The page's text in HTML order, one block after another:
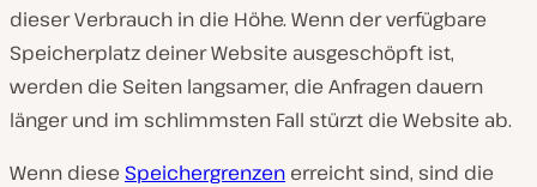
dieser Verbrauch in die Höhe. Wenn der verfügbare
Speicherplatz deiner Website ausgeschöpft ist,
werden die Seiten langsamer, die Anfragen dauern
länger und im schlimmsten Fall stürzt die Website ab.
Wenn diese Speichergrenzen erreicht sind, sind die